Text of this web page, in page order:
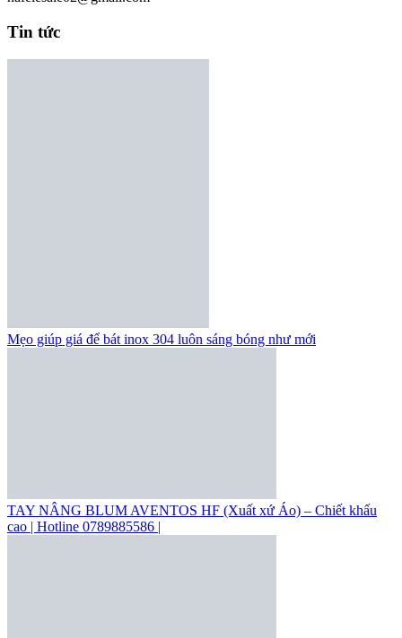
Tin tức
Mẹo giúp giá để bát inox 304 luôn sáng bóng như mới
TAY NÂNG BLUM AVENTOS HF (Xuất xứ Áo) – Chiết khấu
cao | Hotline 0789885586 |